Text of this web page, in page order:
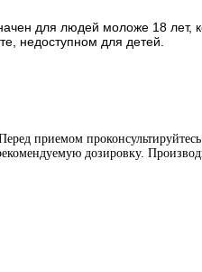
для людей моложе 18
недоступном для детей.
приемом
дозировку.